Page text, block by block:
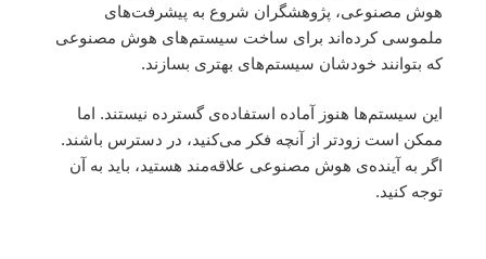
هوش مصنوعی، پژوهشگران شروع به پیشرفت‌های
ملموسی کرده‌اند برای ساخت سیستم‌های هوش مصنوعی
که بتوانند خودشان سیستم‌های بهتری بسازند.
این سیستم‌ها هنوز آماده استفاده‌ی گسترده نیستند. اما
ممکن است زودتر از آنچه فکر می‌کنید، در دسترس باشند.
اگر به آینده‌ی هوش مصنوعی علاقه‌مند هستید، باید به آن
توجه کنید.